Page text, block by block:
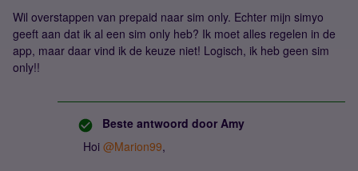
Wil overstappen van prepaid naar sim only. Echter mijn simyo
geeft aan dat ik al een sim only heb? Ik moet alles regelen in de
app, maar daar vind ik de keuze niet! Logisch, ik heb geen sim
only!!
Beste antwoord door Amy
Hoi @Marion99,